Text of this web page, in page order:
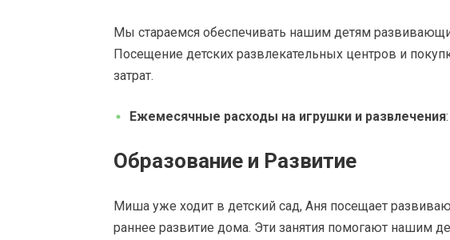
Мы стараемся обеспечивать нашим детям
Посещение детских развлекательных центров и
затрат.
Ежемесячные расходы на игрушки и развлечения
Образование и Развитие
Миша уже ходит в детский сад, Аня посещает
раннее развитие дома. Эти занятия помогают нашим